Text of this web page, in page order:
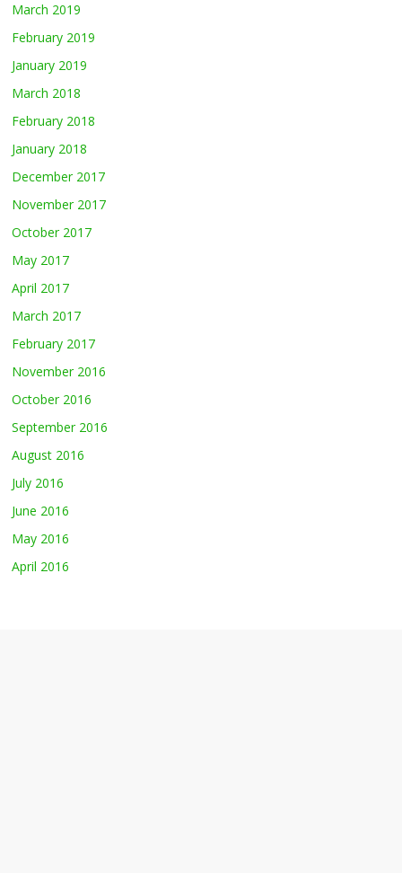
March 2019
February 2019
January 2019
March 2018
February 2018
January 2018
December 2017
November 2017
October 2017
May 2017
April 2017
March 2017
February 2017
November 2016
October 2016
September 2016
August 2016
July 2016
June 2016
May 2016
April 2016